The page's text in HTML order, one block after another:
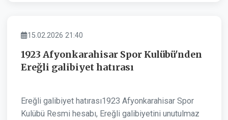
SPOR
15.02.2026 21:40
1923 Afyonkarahisar Spor Kulübü'nden
Ereğli galibiyet hatırası
Ereğli galibiyet hatırası1923 Afyonkarahisar Spor
Kulübü Resmi hesabı, Ereğli galibiyetini unutulmaz